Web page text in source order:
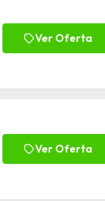
Ver Oferta
Ver Oferta